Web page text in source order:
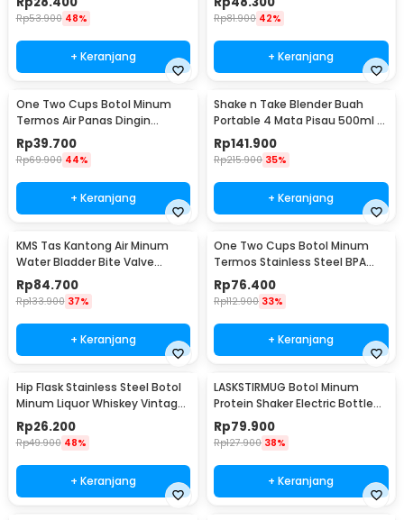
Rp53.900 48%
+ Keranjang
Rp81.900 42%
+ Keranjang
One Two Cups Botol Minum
Termos Air Panas Dingin
Stainless Steel 260ml -
AQW575
Rp39.700
Rp69.900 44%
+ Keranjang
Shake n Take Blender Buah
Portable 4 Mata Pisau 500ml -
VT-04
Rp141.900
Rp215.900 35%
+ Keranjang
KMS Tas Kantong Air Minum
Water Bladder Bite Valve
Hydration Bag 3L - BL018
Rp84.700
Rp133.900 37%
+ Keranjang
One Two Cups Botol Minum
Termos Stainless Steel BPA
Free 400ml - K623
Rp76.400
Rp112.900 33%
+ Keranjang
Hip Flask Stainless Steel Botol
Minum Liquor Whiskey Vintage
7oz Jack Daniel - H-7
Rp26.200
Rp49.900 48%
+ Keranjang
LASKSTIRMUG Botol Minum
Protein Shaker Electric Bottle
BPA Free 480ml - 1505
Rp79.900
Rp127.900 38%
+ Keranjang